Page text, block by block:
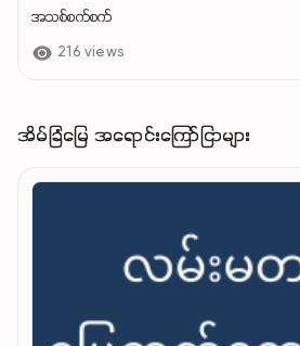
အသစ်စက်စက်
216 views
အိမ်ခြံမြေ အရောင်းကြော်ငြာများ